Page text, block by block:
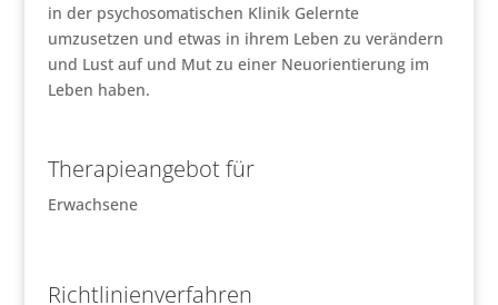
in der psychosomatischen Klinik Gelernte
umzusetzen und etwas in ihrem Leben zu verändern
und Lust auf und Mut zu einer Neuorientierung im
Leben haben.
Therapieangebot für
Erwachsene
Richtlinienverfahren